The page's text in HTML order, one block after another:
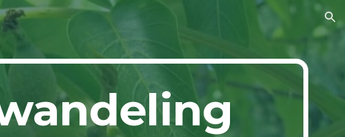
Skip to navigation